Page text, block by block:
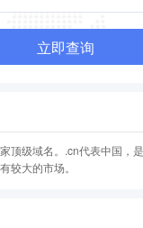
立即查询
顶级域名。.cn代表中国，
较大的市场。